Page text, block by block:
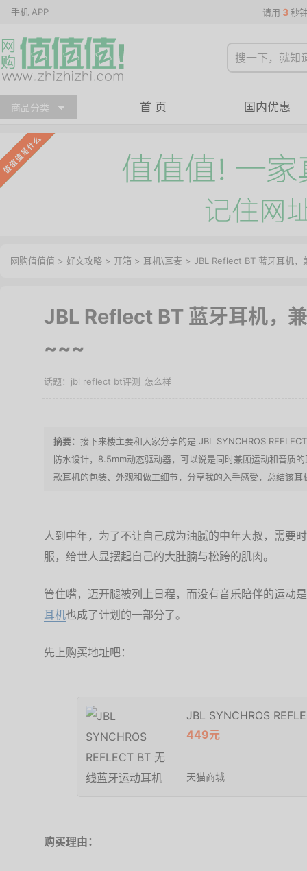
手机 APP 请用 3 秒
商品分类 首 页 国内优惠
网购值值值 > 好文攻略 > 开箱 > 耳机\耳麦 > JBL Reflect BT 蓝牙耳机
JBL Reflect BT 蓝牙耳机，
~~~
jbl reflect bt评测_怎么样
接下来楼主要和大家分享的是 JBL SYNCHROS
防水设计，8.5mm动态驱动器，可以说是同时兼顾运动和音质
款耳机的包装、外观和做工细节，分享我的入手感受，总结该
人到中年，为了不让自己成为油腻的中年大叔，需要
服，给世人显摆起自己的大肚腩与松跨的肌肉。
管住嘴，迈开腿被列上日程，而没有音乐陪伴的运动
耳机也成了计划的一部分了。
先上购买地址吧：
JBL SYNCHROS
449元
天猫商城
购买理由：